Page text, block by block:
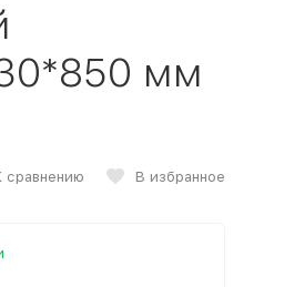
мм
сравнению В избранное